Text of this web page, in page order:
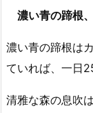
濃い青の蹄根
濃い青の蹄根は
ていれば、一日
清雅な森の息吹